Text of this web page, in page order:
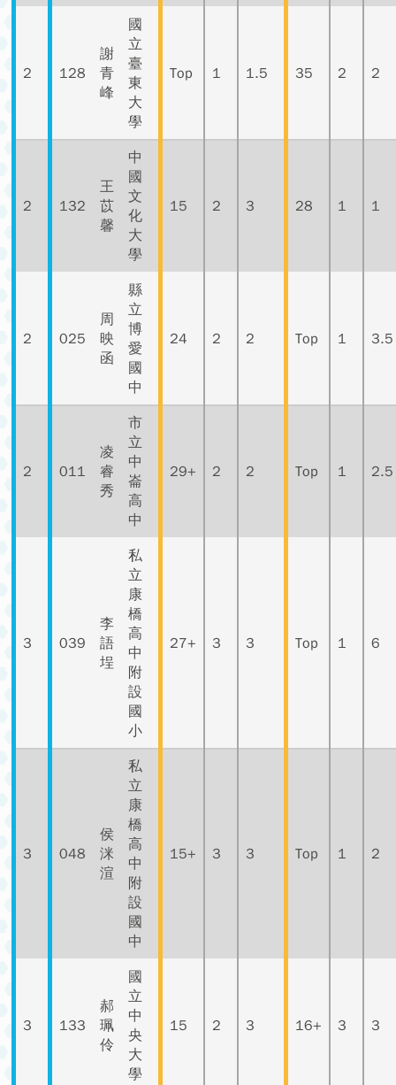
2 128
謝
青
峰
國
立
臺
東
大
學
Top 1 1.5 35 2 2
2 132
王
苡
馨
中
國
文
化
大
學
15 2 3 28 1 1
2 025
周
映
函
縣
立
博
愛
國
中
24 2 2 Top 1 3.5
2 011
凌
睿
秀
市
立
中
崙
高
中
29+ 2 2 Top 1 2.5
3 039
李
語
埕
私
立
康
橋
高
中
附
設
國
小
27+ 3 3 Top 1 6
3 048
侯
洣
渲
私
立
康
橋
高
中
附
設
國
中
15+ 3 3 Top 1 2
3 133
郝
珮
伶
國
立
中
央
大
學
15 2 3 16+ 3 3